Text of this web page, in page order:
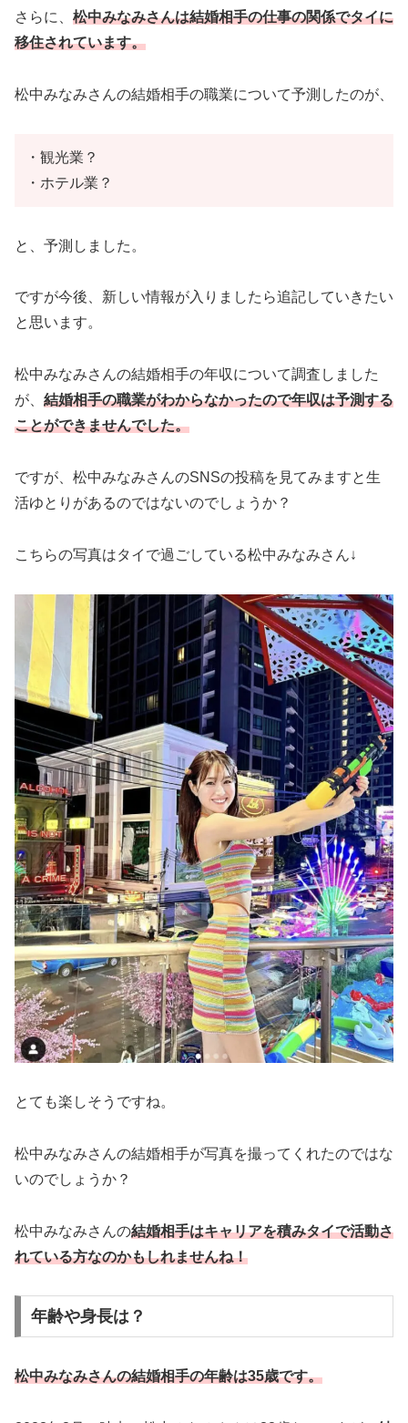
さらに、 松中みなみさんは結婚相手の仕事の関係でタイに
移住されています。
松中みなみさんの結婚相手の職業について予測したのが、
・観光業？
・ホテル業？
と、予測しました。
ですが今後、新しい情報が入りましたら追記していきたい
と思います。
松中みなみさんの結婚相手の年収について調査しました
が、 結婚相手の職業がわからなかったので年収は予測する
ことができませんでした。
ですが、松中みなみさんのSNSの投稿を見てみますと生
活ゆとりがあるのではないのでしょうか？
こちらの写真はタイで過ごしている松中みなみさん↓
とても楽しそうですね。
松中みなみさんの結婚相手が写真を撮ってくれたのではな
いのでしょうか？
松中みなみさんの結婚相手はキャリアを積みタイで活動さ
れている方なのかもしれませんね！
年齢や身長は？
松中みなみさんの結婚相手の年齢は35歳です。